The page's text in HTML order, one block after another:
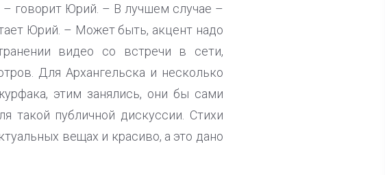
говорит Юрий. – В лучшем случае –
Юрий. – Может быть, акцент надо
видео со встречи в сети,
Для Архангельска и несколько
этим занялись, они бы сами
такой публичной дискуссии. Стихи
вещах и красиво, а это дано